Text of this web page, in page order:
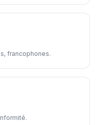
francophones.